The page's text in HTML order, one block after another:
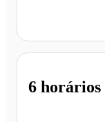
6 horários